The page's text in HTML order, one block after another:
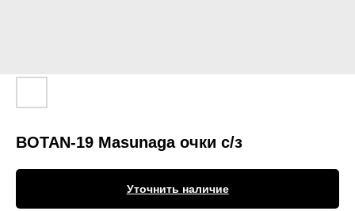
BOTAN-19 Masunaga очки с/з
Уточнить наличие